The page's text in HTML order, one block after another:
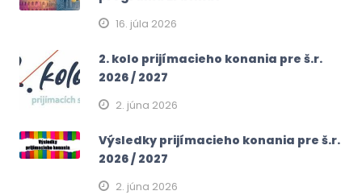
16. júla 2026
2. kolo prijímacieho konania pre š.r.
2026 / 2027
2. júna 2026
Výsledky prijímacieho konania pre š.r.
2026 / 2027
2. júna 2026